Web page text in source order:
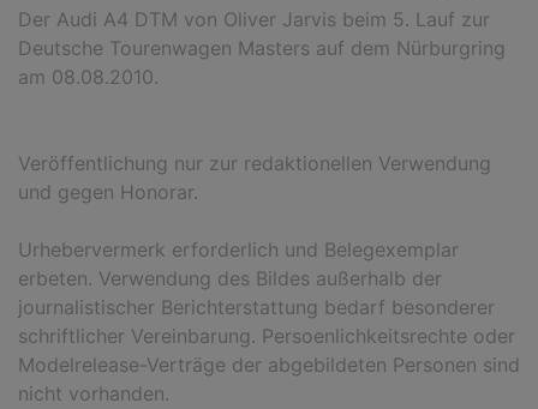
Der Audi A4 DTM von Oliver Jarvis beim 5. Lauf zur
Deutsche Tourenwagen Masters auf dem Nürburgring
am 08.08.2010.
Veröffentlichung nur zur redaktionellen Verwendung
und gegen Honorar.
Urhebervermerk erforderlich und Belegexemplar
erbeten. Verwendung des Bildes außerhalb der
journalistischer Berichterstattung bedarf besonderer
schriftlicher Vereinbarung. Persoenlichkeitsrechte oder
Modelrelease-Verträge der abgebildeten Personen sind
nicht vorhanden.